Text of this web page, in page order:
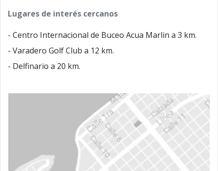
Lugares de interés cercanos
- Centro Internacional de Buceo Acua Marlin a 3 km.
- Varadero Golf Club a 12 km.
- Delfinario a 20 km.